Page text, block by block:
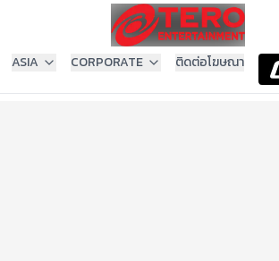
ASIA CORPORATE ติดต่อโฆษณา